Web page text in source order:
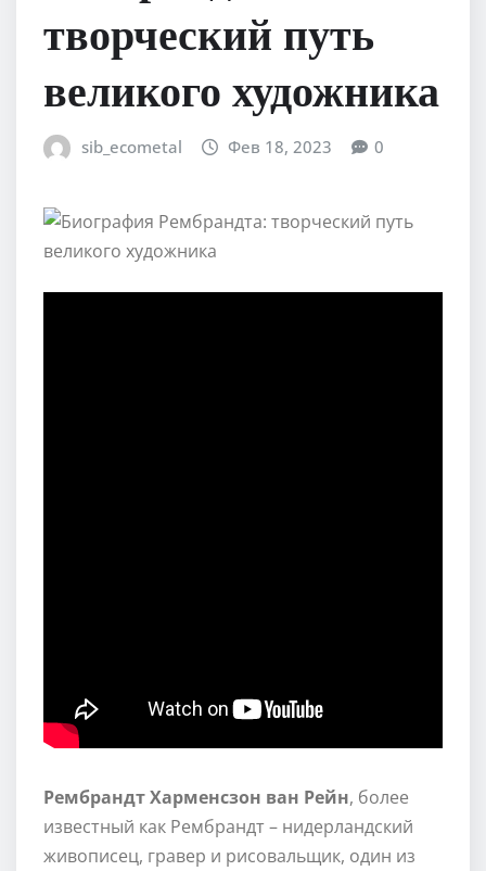
творческий путь
великого художника
sib_ecometal Фев 18, 2023 0
Рембрандт Харменсзон ван Рейн, более
известный как Рембрандт – нидерландский
живописец, гравер и рисовальщик, один из